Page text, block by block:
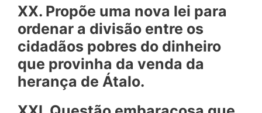
XX. Propõe uma nova lei para
ordenar a divisão entre os
cidadãos pobres do dinheiro
que provinha da venda da
herança de Átalo.